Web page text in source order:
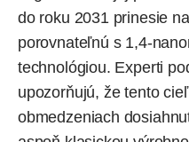
do roku 2031 prinesie
porovnateľnú s 1,4-
technológiou. Experti
upozorňujú, že tento
obmedzeniach